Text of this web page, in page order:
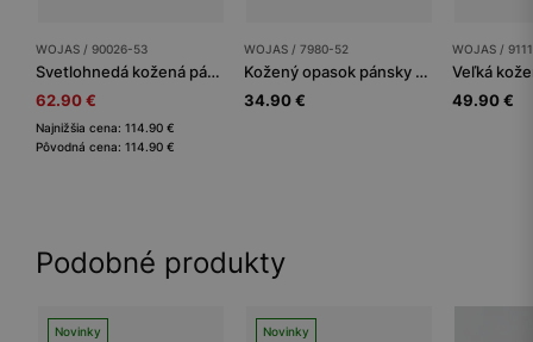
WOJAS / 90026-53
Svetlohnedá kožená pánska taška listonoška
62.90 €
Najnižšia cena: 114.90 €
Pôvodná cena: 114.90 €
WOJAS / 7980-52
Kožený opasok pánsky – dobrý priateľ každého gentlemana
34.90 €
WOJAS /
49.90 €
Podobné produkty
Novinky Novinky